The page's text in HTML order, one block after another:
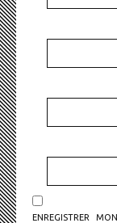
ENREGISTRER